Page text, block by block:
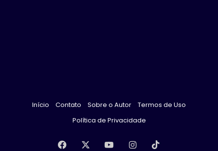
Início Contato Sobre o Autor
Termos de Uso
Política de Privacidade
Facebook YouTubeInstagram